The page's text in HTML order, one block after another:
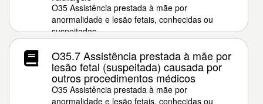
O35 Assistência prestada à mãe por
anormalidade e lesão fetais, conhecidas ou
suspeitadas
O35.7 Assistência prestada à mãe por
lesão fetal (suspeitada) causada por
outros procedimentos médicos
O35 Assistência prestada à mãe por
anormalidade e lesão fetais, conhecidas ou